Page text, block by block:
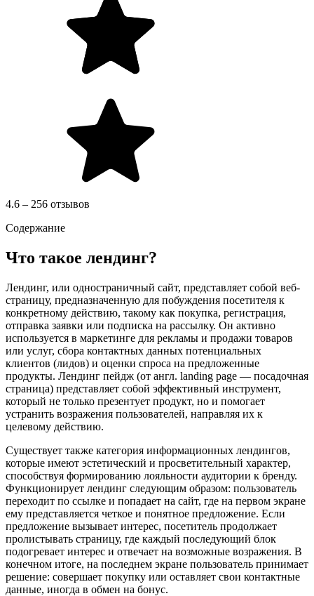
4.6 – 256 отзывов
Содержание
Что такое лендинг?
Лендинг, или одностраничный сайт, представляет собой веб-
страницу, предназначенную для побуждения посетителя к
конкретному действию, такому как покупка, регистрация,
отправка заявки или подписка на рассылку. Он активно
используется в маркетинге для рекламы и продажи товаров
или услуг, сбора контактных данных потенциальных
клиентов (лидов) и оценки спроса на предложенные
продукты. Лендинг пейдж (от англ. landing page — посадочная
страница) представляет собой эффективный инструмент,
который не только презентует продукт, но и помогает
устранить возражения пользователей, направляя их к
целевому действию.
Существует также категория информационных лендингов,
которые имеют эстетический и просветительный характер,
способствуя формированию лояльности аудитории к бренду.
Функционирует лендинг следующим образом: пользователь
переходит по ссылке и попадает на сайт, где на первом экране
ему представляется четкое и понятное предложение. Если
предложение вызывает интерес, посетитель продолжает
пролистывать страницу, где каждый последующий блок
подогревает интерес и отвечает на возможные возражения. В
конечном итоге, на последнем экране пользователь принимает
решение: совершает покупку или оставляет свои контактные
данные, иногда в обмен на бонус.